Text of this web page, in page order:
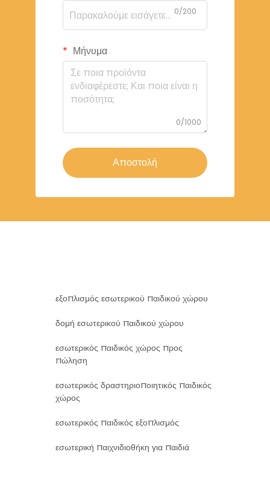
0/200
Μήνυμα
0/1000
Αποστολή
εξοπλισμός εσωτερικού παιδικού χώρου
δομή εσωτερικού παιδικού χώρου
εσωτερικός παιδικός χώρος προς
πώληση
εσωτερικός δραστηριοποιητικός παιδικός
χώρος
εσωτερικός παιδικός εξοπλισμός
εσωτερική παιχνιδιοθήκη για παιδιά